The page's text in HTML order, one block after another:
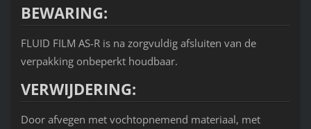
BEWARING:
FLUID FILM AS-R is na zorgvuldig afsluiten van de
verpakking onbeperkt houdbaar.
VERWIJDERING:
Door afvegen met vochtopnemend materiaal, met